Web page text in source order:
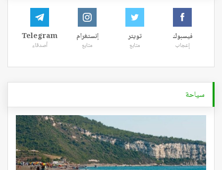
فيسبوك
إعجاب
تويتر
متابع
إنستغرام
متابع
Telegram
أصدقاء
سياحة